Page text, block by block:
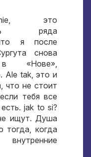
это
ряда
я после
снова
в «Нове»,
. Ale tak,это и
что не стоит
если тебя все
. jak to si?
ищут.Душа
тогда, когда